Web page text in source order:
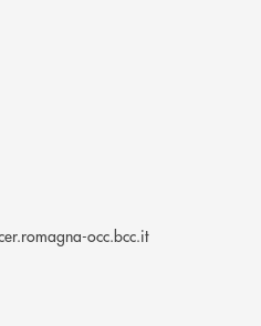
di posta elettronica)
occ.bcc.it(si apre l’app